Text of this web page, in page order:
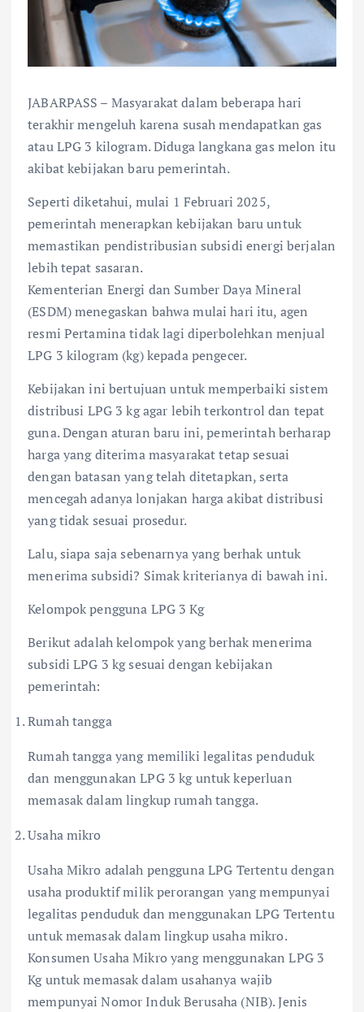
JABARPASS – Masyarakat dalam beberapa hari
terakhir mengeluh karena susah mendapatkan gas
atau LPG 3 kilogram. Diduga langkana gas melon itu
akibat kebijakan baru pemerintah.
Seperti diketahui, mulai 1 Februari 2025,
pemerintah menerapkan kebijakan baru untuk
memastikan pendistribusian subsidi energi berjalan
lebih tepat sasaran.
Kementerian Energi dan Sumber Daya Mineral
(ESDM) menegaskan bahwa mulai hari itu, agen
resmi Pertamina tidak lagi diperbolehkan menjual
LPG 3 kilogram (kg) kepada pengecer.
Kebijakan ini bertujuan untuk memperbaiki sistem
distribusi LPG 3 kg agar lebih terkontrol dan tepat
guna. Dengan aturan baru ini, pemerintah berharap
harga yang diterima masyarakat tetap sesuai
dengan batasan yang telah ditetapkan, serta
mencegah adanya lonjakan harga akibat distribusi
yang tidak sesuai prosedur.
Lalu, siapa saja sebenarnya yang berhak untuk
menerima subsidi? Simak kriterianya di bawah ini.
Kelompok pengguna LPG 3 Kg
Berikut adalah kelompok yang berhak menerima
subsidi LPG 3 kg sesuai dengan kebijakan
pemerintah:
Rumah tangga
Rumah tangga yang memiliki legalitas penduduk
dan menggunakan LPG 3 kg untuk keperluan
memasak dalam lingkup rumah tangga.
Usaha mikro
Usaha Mikro adalah pengguna LPG Tertentu dengan
usaha produktif milik perorangan yang mempunyai
legalitas penduduk dan menggunakan LPG Tertentu
untuk memasak dalam lingkup usaha mikro.
Konsumen Usaha Mikro yang menggunakan LPG 3
Kg untuk memasak dalam usahanya wajib
mempunyai Nomor Induk Berusaha (NIB). Jenis